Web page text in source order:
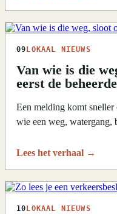
09 LOKAAL NIEUWS
Van wie is die
eerst de
Een melding komt sneller
wie een weg, watergang,
Lees het verhaal →
10 LOKAAL NIEUWS